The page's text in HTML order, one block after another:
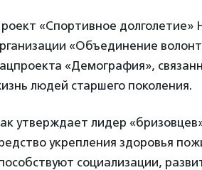
«Спортивное долголетие»
«Объединение
«Демография»,
людей старшего поколения.
утверждает лидер
укрепления здоровья
социализации,